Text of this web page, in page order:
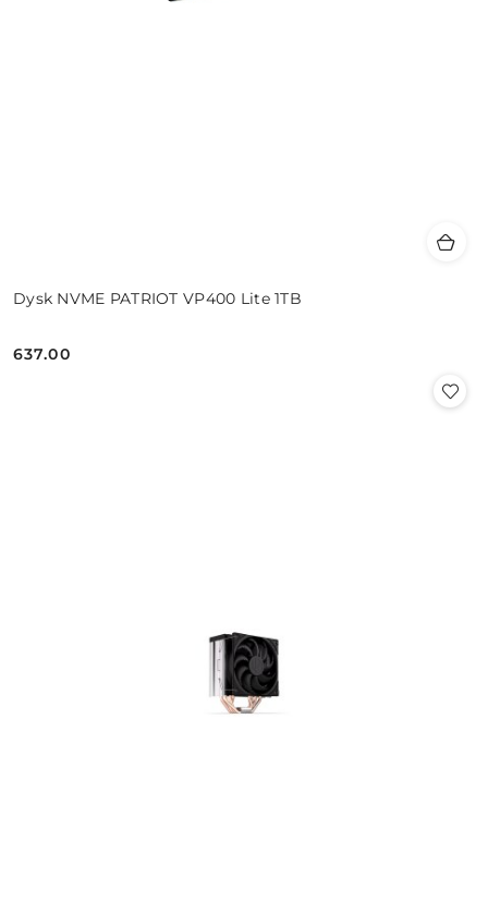
Dysk NVME PATRIOT VP400 Lite 1TB
Cena:
637.00